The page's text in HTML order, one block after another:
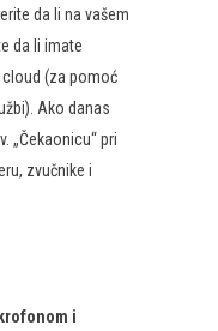
da li na vašem
da li imate
(za pomoć
Ako danas
„Čekaonicu“ pri
zvučnike i
i